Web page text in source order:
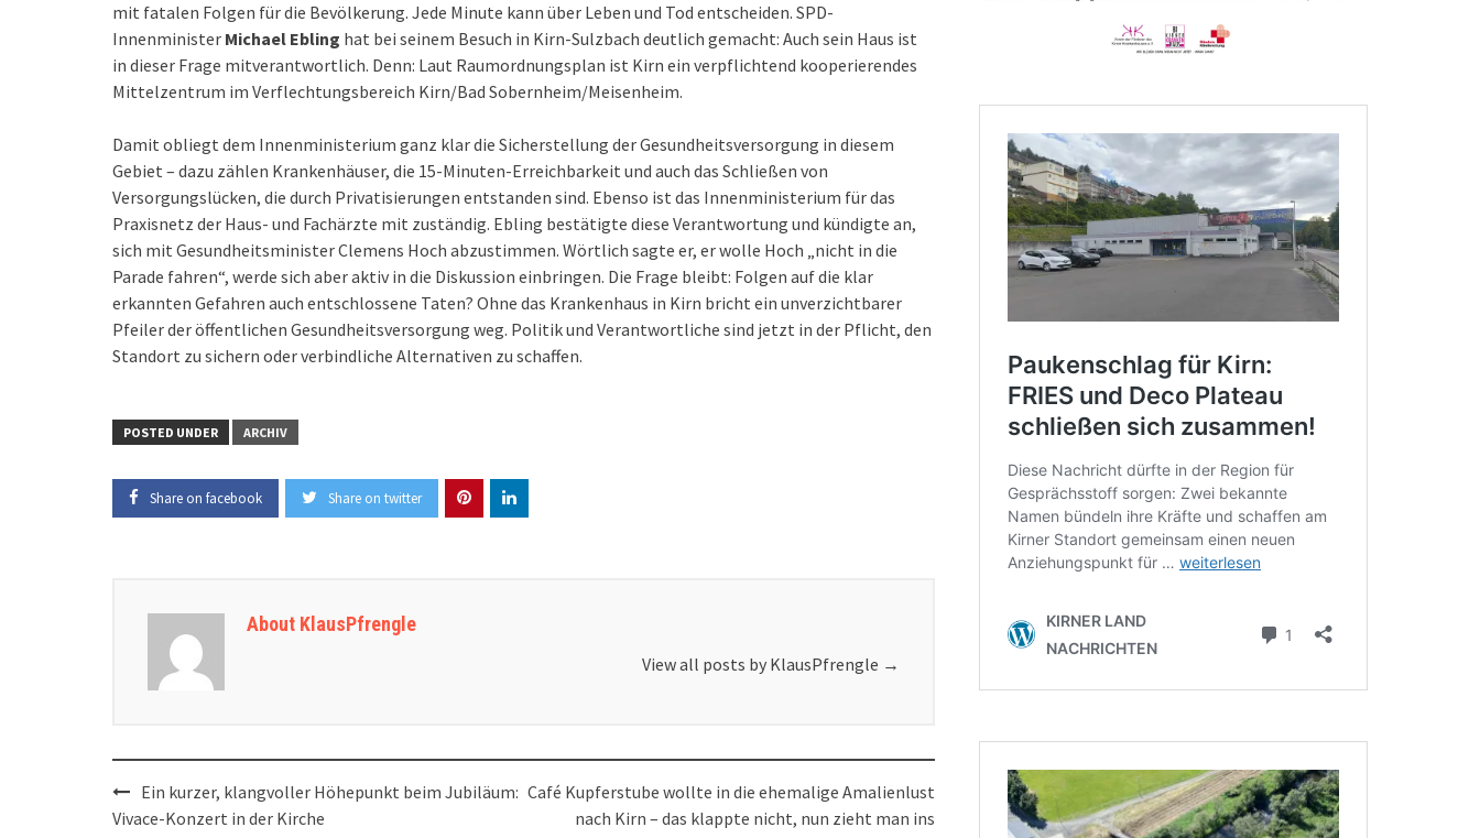
mit fatalen Folgen für die Bevölkerung. Jede Minute kann über Leben und Tod entscheiden. SPD-
Innenminister Michael Ebling hat bei seinem Besuch in Kirn-Sulzbach deutlich gemacht: Auch sein Haus ist
in dieser Frage mitverantwortlich. Denn: Laut Raumordnungsplan ist Kirn ein verpflichtend kooperierendes
Mittelzentrum im Verflechtungsbereich Kirn/Bad Sobernheim/Meisenheim.
Damit obliegt dem Innenministerium ganz klar die Sicherstellung der Gesundheitsversorgung in diesem
Gebiet – dazu zählen Krankenhäuser, die 15-Minuten-Erreichbarkeit und auch das Schließen von
Versorgungslücken, die durch Privatisierungen entstanden sind. Ebenso ist das Innenministerium für das
Praxisnetz der Haus- und Fachärzte mit zuständig. Ebling bestätigte diese Verantwortung und kündigte an,
sich mit Gesundheitsminister Clemens Hoch abzustimmen. Wörtlich sagte er, er wolle Hoch „nicht in die
Parade fahren“, werde sich aber aktiv in die Diskussion einbringen. Die Frage bleibt: Folgen auf die klar
erkannten Gefahren auch entschlossene Taten? Ohne das Krankenhaus in Kirn bricht ein unverzichtbarer
Pfeiler der öffentlichen Gesundheitsversorgung weg. Politik und Verantwortliche sind jetzt in der Pflicht, den
Standort zu sichern oder verbindliche Alternativen zu schaffen.
POSTED UNDER ARCHIV
Share on facebook Share on twitter
About KlausPfrengle
View all posts by KlausPfrengle →
Post
navigation
Ein kurzer, klangvoller Höhepunkt beim Jubiläum:
Vivace-Konzert in der Kirche
Café Kupferstube wollte in die ehemalige Amalienlust
nach Kirn – das klappte nicht, nun zieht man ins